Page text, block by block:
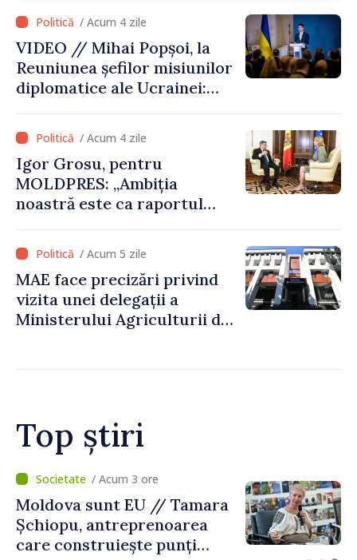
hidrologice din bazinul
râului Nistru și proiecte
comune în infrastructură și
energie
/ Acum 4 zile
VIDEO // Mihai Popșoi, la
Reuniunea șefilor misiunilor
diplomatice ale Ucrainei:
alegerea. Ne-am alăturat
Ucrainei”/ Acum 4 zile
Igor Grosu, pentru
MOLDPRES: „Ambiția
noastră este ca raportul
an să fie și mai bun”
/ Acum 5 zile
MAE face precizări privind
vizita unei delegații a
Ministerului Agriculturii din
Top știri
/ Acum 1 oră
O dronă a intrat în Bulgaria
dinspre România și a
explodat la 100 de metri de